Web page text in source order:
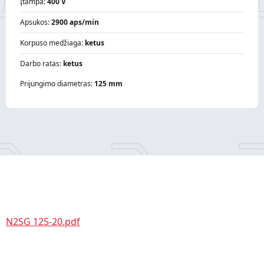
Apsukos:2900 aps/min
Korpuso medžiaga: ketus
Darbo ratas: ketus
Prijungimo diametras: 125 mm
N2SG 125-20.pdf